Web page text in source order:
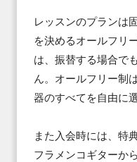
レッスンのプランは
を決めるオールフリ
は、振替する場合で
ん。オールフリー制
器のすべてを自由に
また入会時には、特
フラメンコギターか